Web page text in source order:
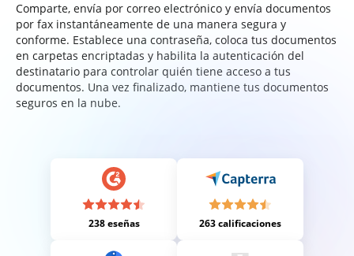
Comparte, envía por correo electrónico y envía documentos
por fax instantáneamente de una manera segura y
conforme. Establece una contraseña, coloca tus documentos
en carpetas encriptadas y habilita la autenticación del
destinatario para controlar quién tiene acceso a tus
documentos. Una vez finalizado, mantiene tus documentos
seguros en la nube.
238 eseñas 263 calificaciones